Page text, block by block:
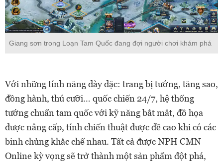
Giang sơn trong Loạn Tam Quốc đang đợi người chơi khám phá
Với những tính năng dày đặc: trang bị tướng, tăng sao,
đồng hành, thú cưỡi… quốc chiến 24/7, hệ thống
tướng chuẩn tam quốc với kỹ năng bắt mắt, đồ họa
được nâng cấp, tính chiến thuật được đề cao khi có các
binh chủng khắc chế nhau. Tất cả được NPH CMN
Online kỳ vọng sẽ trở thành một sản phẩm đột phá,